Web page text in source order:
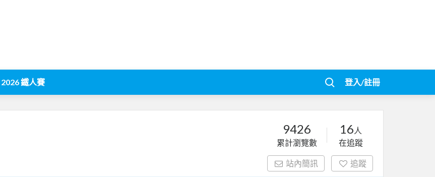
2026 鐵人賽 登入/註冊
9426
累計瀏覽數
16 人
在追蹤
站內簡訊 追蹤